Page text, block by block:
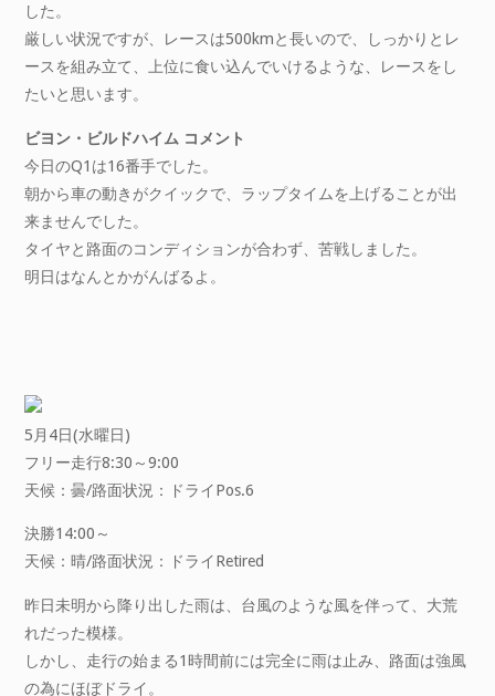
した。
厳しい状況ですが、レースは500kmと長いので、しっかりとレ
ースを組み立て、上位に食い込んでいけるような、レースをし
たいと思います。
ビヨン・ビルドハイム コメント
今日のQ1は16番手でした。
朝から車の動きがクイックで、ラップタイムを上げることが出
来ませんでした。
タイヤと路面のコンディションが合わず、苦戦しました。
明日はなんとかがんばるよ。
5月4日(水曜日)
フリー走行8:30～9:00
天候：曇/路面状況：ドライPos.6
決勝14:00～
天候：晴/路面状況：ドライRetired
昨日未明から降り出した雨は、台風のような風を伴って、大荒
れだった模様。
しかし、走行の始まる1時間前には完全に雨は止み、路面は強風
の為にほぼドライ。